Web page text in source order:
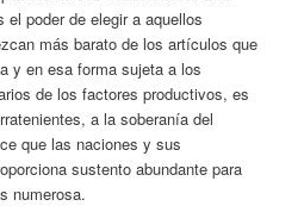
poder de elegir a aquellos
más barato de los artículos que
y en esa forma sujeta a los
de los factores productivos, es
a la soberanía del
que las naciones y sus
sustento abundante para
numerosa.